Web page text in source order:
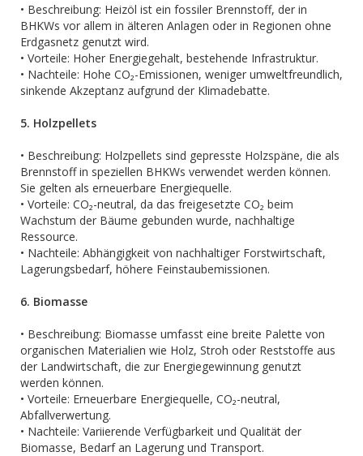
• Beschreibung: Heizöl ist ein fossiler Brennstoff, der in
BHKWs vor allem in älteren Anlagen oder in Regionen ohne
Erdgasnetz genutzt wird.
• Vorteile: Hoher Energiegehalt, bestehende Infrastruktur.
• Nachteile: Hohe CO₂-Emissionen, weniger umweltfreundlich,
sinkende Akzeptanz aufgrund der Klimadebatte.
5. Holzpellets
• Beschreibung: Holzpellets sind gepresste Holzspäne, die als
Brennstoff in speziellen BHKWs verwendet werden können.
Sie gelten als erneuerbare Energiequelle.
• Vorteile: CO₂-neutral, da das freigesetzte CO₂ beim
Wachstum der Bäume gebunden wurde, nachhaltige
Ressource.
• Nachteile: Abhängigkeit von nachhaltiger Forstwirtschaft,
Lagerungsbedarf, höhere Feinstaubemissionen.
6. Biomasse
• Beschreibung: Biomasse umfasst eine breite Palette von
organischen Materialien wie Holz, Stroh oder Reststoffe aus
der Landwirtschaft, die zur Energiegewinnung genutzt
werden können.
• Vorteile: Erneuerbare Energiequelle, CO₂-neutral,
Abfallverwertung.
• Nachteile: Variierende Verfügbarkeit und Qualität der
Biomasse, Bedarf an Lagerung und Transport.